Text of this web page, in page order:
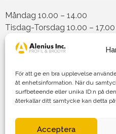
För att ge en bra upplevelse
åt enhetsinformation. När du
surfbeteende eller unika ID:n på
återkallar ditt samtycke kan detta
Acceptera
Måndag 10.00 – 14.00
Tisdag-Torsdag 10.00 – 17.00
13.00